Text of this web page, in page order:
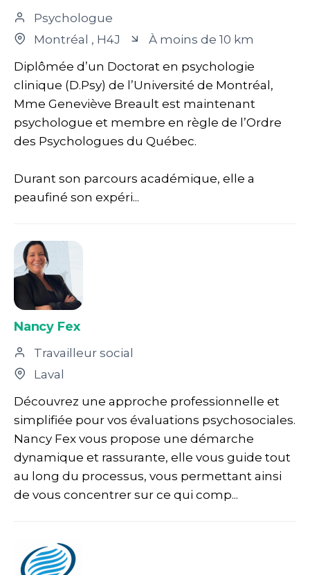
Psychologue
Montréal , H4J
À moins de 10 km
Diplômée d’un Doctorat en psychologie
clinique (D.Psy) de l’Université de Montréal,
Mme Geneviève Breault est maintenant
psychologue et membre en règle de l’Ordre
des Psychologues du Québec.
Durant son parcours académique, elle a
peaufiné son expéri...
Nancy Fex
Travailleur social
Laval
Découvrez une approche professionnelle et
simplifiée pour vos évaluations psychosociales.
Nancy Fex vous propose une démarche
dynamique et rassurante, elle vous guide tout
au long du processus, vous permettant ainsi
de vous concentrer sur ce qui comp...